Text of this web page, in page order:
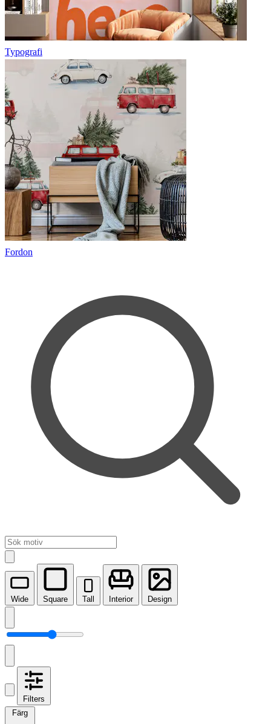
Typografi
Fordon
Wide Square Tall Interior Design
Filters
Färg